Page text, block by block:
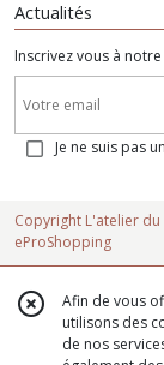
Actualités
Inscrivez vous à
Je ne suis pas
Copyright L'atelier
eProShopping
Afin de vous
utilisons des
de nos